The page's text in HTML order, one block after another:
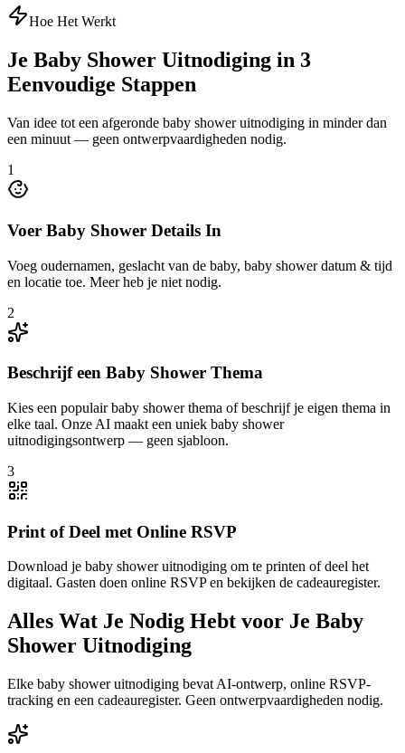
Hoe Het Werkt
Je Baby Shower Uitnodiging in 3
Eenvoudige Stappen
Van idee tot een afgeronde baby shower uitnodiging in minder dan
een minuut — geen ontwerpvaardigheden nodig.
1
Voer Baby Shower Details In
Voeg oudernamen, geslacht van de baby, baby shower datum & tijd
en locatie toe. Meer heb je niet nodig.
2
Beschrijf een Baby Shower Thema
Kies een populair baby shower thema of beschrijf je eigen thema in
elke taal. Onze AI maakt een uniek baby shower
uitnodigingsontwerp — geen sjabloon.
3
Print of Deel met Online RSVP
Download je baby shower uitnodiging om te printen of deel het
digitaal. Gasten doen online RSVP en bekijken de cadeauregister.
Alles Wat Je Nodig Hebt voor Je Baby
Shower Uitnodiging
Elke baby shower uitnodiging bevat AI-ontwerp, online RSVP-
tracking en een cadeauregister. Geen ontwerpvaardigheden nodig.